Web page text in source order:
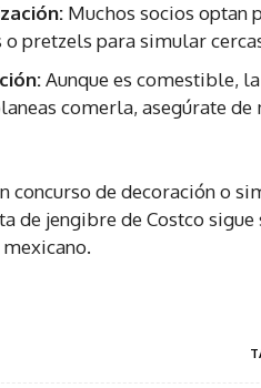
Muchos socios optan
pretzels para simular
Aunque es comestible,
comerla, asegúrate
concurso de decoración o
de jengibre de Costco